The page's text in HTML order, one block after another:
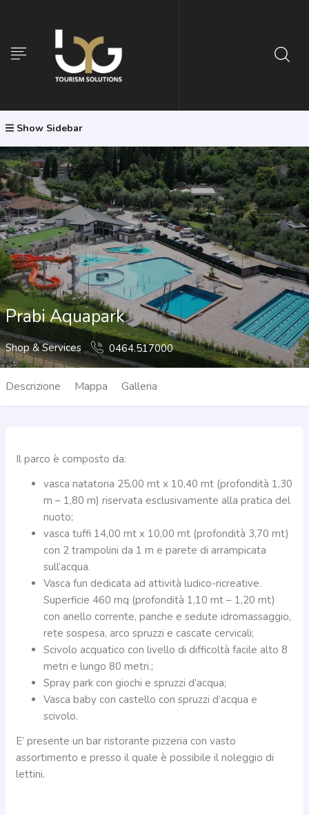
Show Sidebar
Prabi Aquapark
Shop & Services 0464.517000
Descrizione Mappa Galleria
Il parco è composto da:
vasca natatoria 25,00 mt x 10,40 mt (profondità 1,30
m – 1,80 m) riservata esclusivamente alla pratica del
nuoto;
vasca tuffi 14,00 mt x 10,00 mt (profondità 3,70 mt)
con 2 trampolini da 1 m e parete di arrampicata
sull’acqua.
Vasca fun dedicata ad attività ludico-ricreative.
Superficie 460 mq (profondità 1,10 mt – 1,20 mt)
con anello corrente, panche e sedute idromassaggio,
rete sospesa, arco spruzzi e cascate cervicali;
Scivolo acquatico con livello di difficoltà facile alto 8
metri e lungo 80 metri.;
Spray park con giochi e spruzzi d’acqua;
Vasca baby con castello con spruzzi d’acqua e
scivolo.
E’ presente un bar ristorante pizzeria con vasto
assortimento e presso il quale è possibile il noleggio di
lettini.